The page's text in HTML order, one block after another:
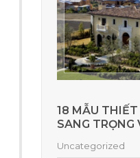
18 MẪU
SANG
Uncategorized